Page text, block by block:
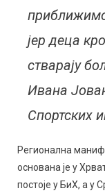
јер деца
стварају
Ивана
Спортских
Регионална
основана је у
постоје у БиХ, а у